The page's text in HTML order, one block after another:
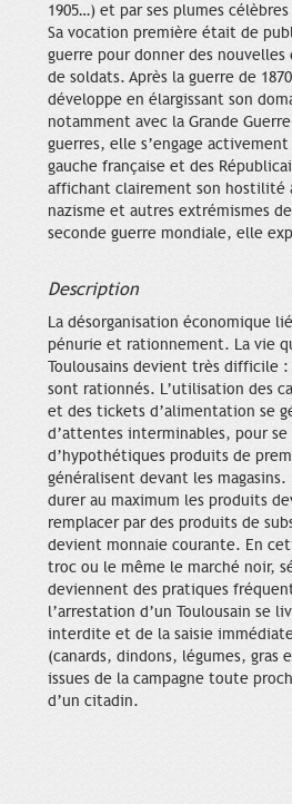
1905…) et par ses plumes
Sa vocation première était de
guerre pour donner des
de soldats. Après la guerre de
développe en élargissant son
notamment avec la Grande
guerres, elle s’engage
gauche française et des
affichant clairement son hostilité
nazisme et autres extrémismes
seconde guerre mondiale, elle
Description
La désorganisation économique
pénurie et rationnement. La vie
Toulousains devient très difficile
sont rationnés. L’utilisation des
et des tickets d’alimentation se
d’attentes interminables, pour se
d’hypothétiques produits de
généralisent devant les magasins.
durer au maximum les produits
remplacer par des produits de
devient monnaie courante. En
troc ou le même le marché noir,
deviennent des pratiques
l’arrestation d’un Toulousain se
interdite et de la saisie
(canards, dindons, légumes,
issues de la campagne toute
d’un citadin.